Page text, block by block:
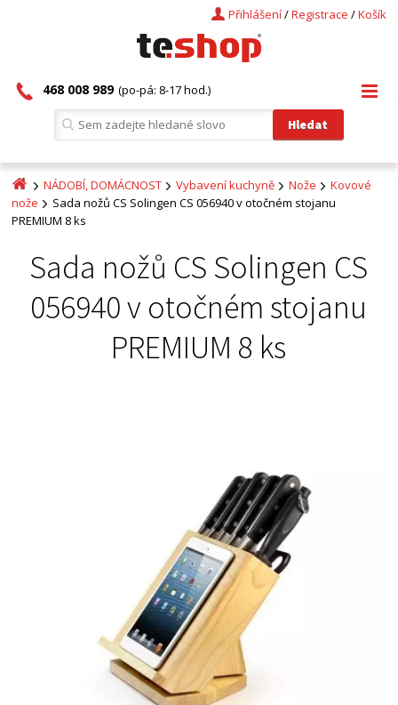
Košík
/
Registrace
/
Přihlášení
468 008 989 (po-pá: 8-17 hod.)
NÁDOBÍ, DOMÁCNOST Vybavení kuchyně Nože
Kovové
nože
Sada nožů CS Solingen CS 056940 v otočném stojanu
PREMIUM 8 ks
Sada nožů CS Solingen CS
056940 v otočném stojanu
PREMIUM 8 ks